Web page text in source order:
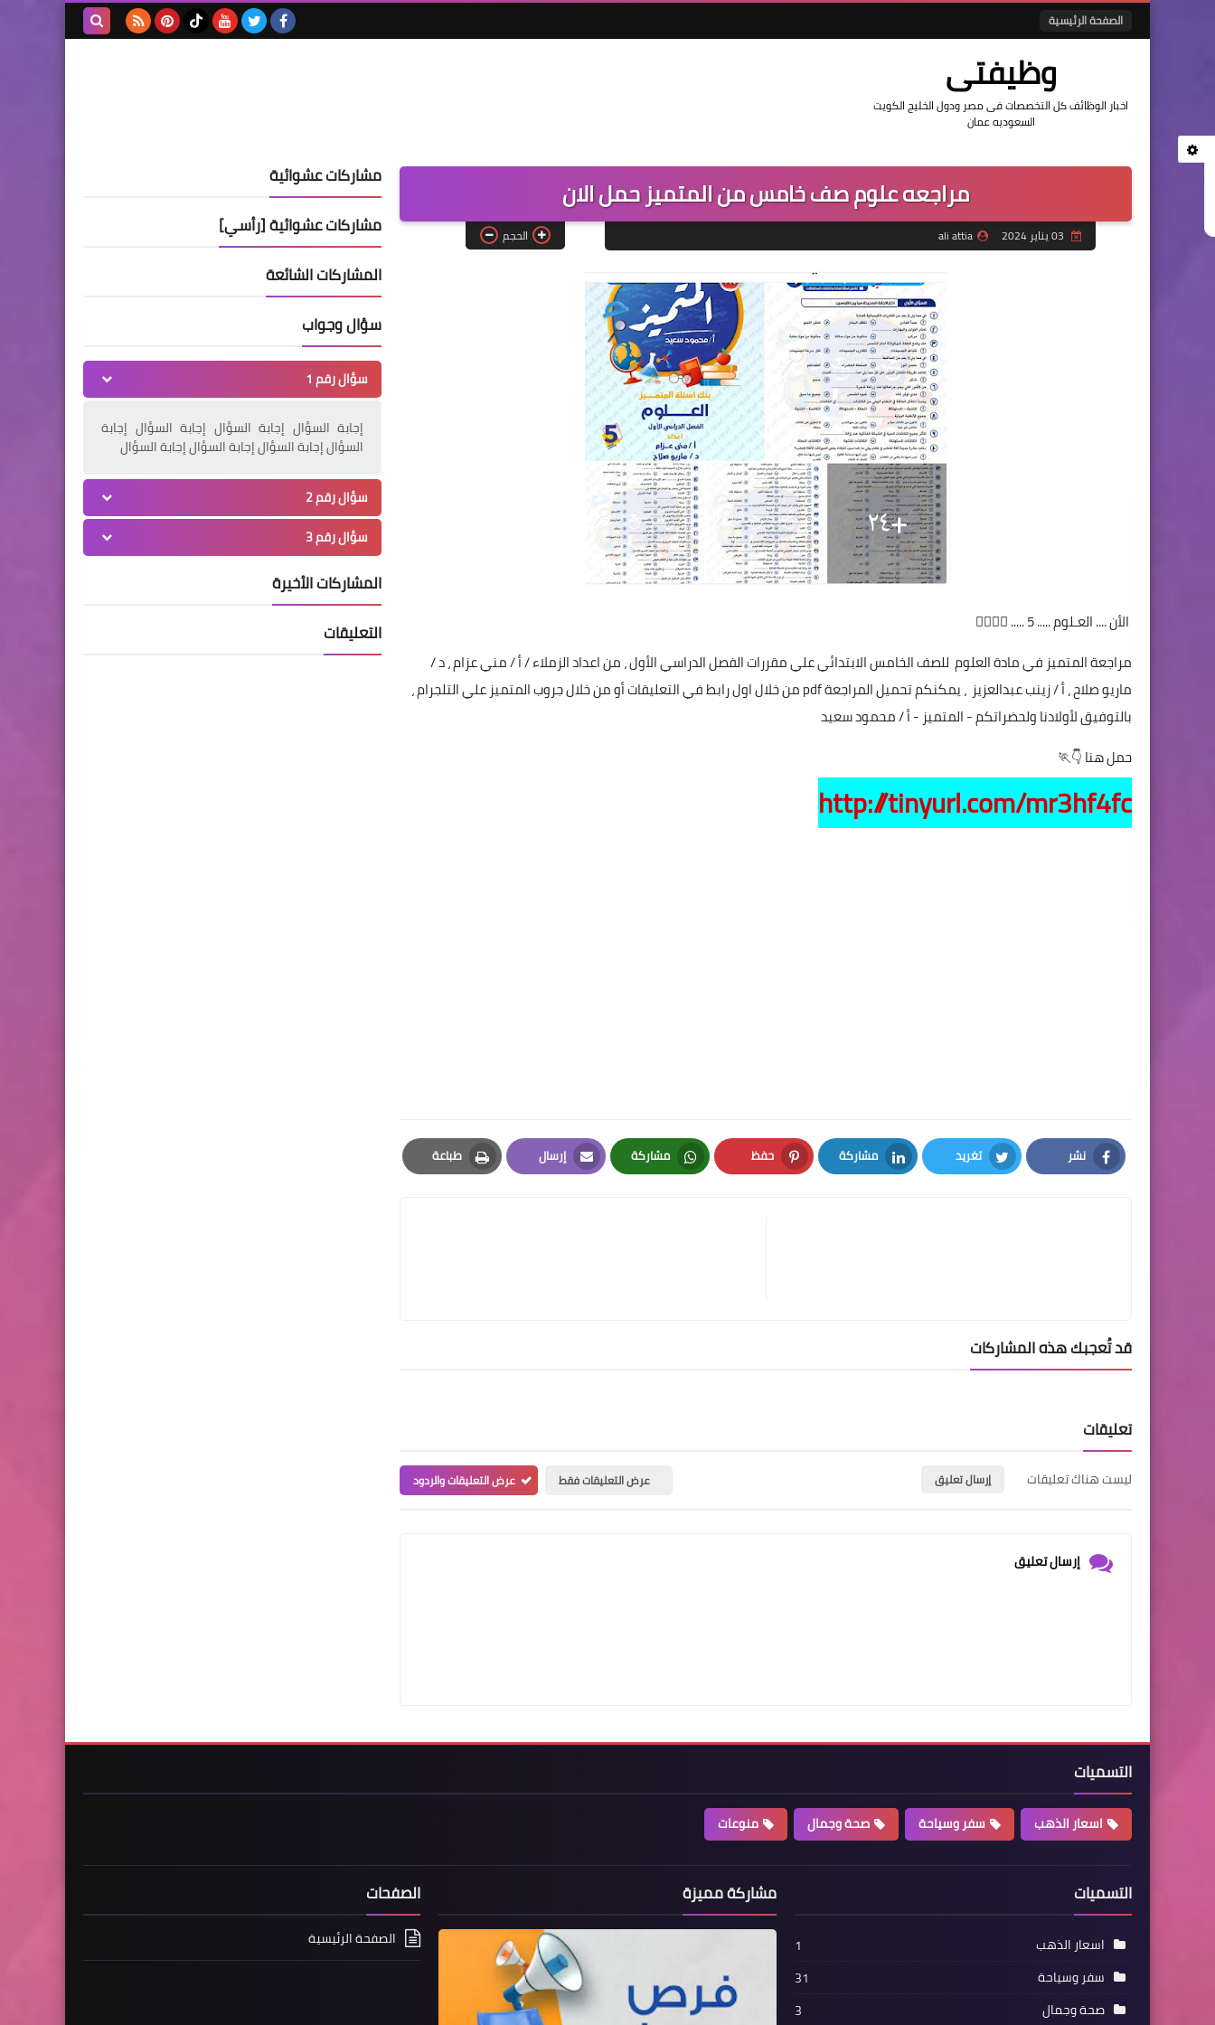
الصفحة الرئيسية
وظيفتى
اخبار الوظائف كل التخصصات فى مصر ودول الخليج الكويت
السعوديه عمان
مراجعه علوم صف خامس من المتميز حمل الان
ali attia الحجم
الأن .... العـلوم ..... 5 ..... 🏃‍♀️🏃‍♂️
مراجعة المتميز في مادة العلوم للصف الخامس الابتدائي علي مقررات الفصل الدراسي الأول ، من اعداد الزملاء / أ / مني عزام ، د /
ماريو صلاح ، أ / زينب عبدالعزيز ، يمكنكم تحميل المراجعة pdf من خلال اول رابط في التعليقات أو من خلال جروب المتميز علي التلجرام ،
بالتوفيق لأولادنا ولحضراتكم - المتميز - أ / محمود سعيد
حمل هنا 👇🏃
http://tinyurl.com/mr3hf4fc
نشر
Facebook
تغريد
Twitter
مشاركة
LinkedIn
حفظ
Pinterest
مشاركة
Whatsapp
إرسال
Email
طباعة
Print
قد تُعجبك هذه المشاركات
تعليقات
ليست هناك تعليقات إرسال تعليق عرض التعليقات فقط عرض التعليقات والردود
إرسال تعليق
مشاركات عشوائية
مشاركات عشوائية [رأسي]
المشاركات الشائعة
سؤال وجواب
سؤال رقم 1
إجابة السؤال إجابة السؤال إجابة السؤال إجابة
السؤال إجابة السؤال إجابة السؤال إجابة السؤال
سؤال رقم 2
سؤال رقم 3
المشاركات الأخيرة
التعليقات
التسميات
اسعار الذهب سفر وسياحة صحة وجمال منوعات
التسميات
اسعار الذهب
1
سفر وسياحة
31
صحة وجمال
3
مشاركة مميزة الصفحات
الصفحة الرئيسية